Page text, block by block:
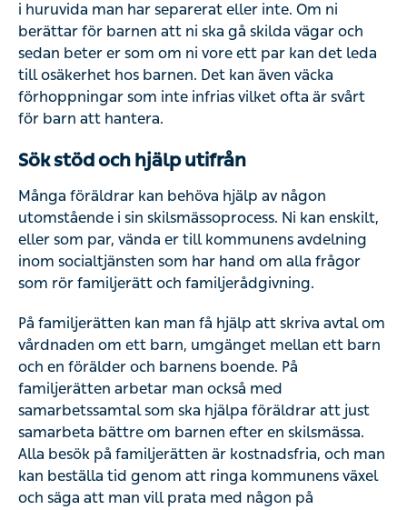
i huruvida man har separerat eller inte. Om ni
berättar för barnen att ni ska gå skilda vägar och
sedan beter er som om ni vore ett par kan det leda
till osäkerhet hos barnen. Det kan även väcka
förhoppningar som inte infrias vilket ofta är svårt
för barn att hantera.
Sök stöd och hjälp utifrån
Många föräldrar kan behöva hjälp av någon
utomstående i sin skilsmässoprocess. Ni kan enskilt,
eller som par, vända er till kommunens avdelning
inom socialtjänsten som har hand om alla frågor
som rör familjerätt och familjerådgivning.
På familjerätten kan man få hjälp att skriva avtal om
vårdnaden om ett barn, umgänget mellan ett barn
och en förälder och barnens boende. På
familjerätten arbetar man också med
samarbetssamtal som ska hjälpa föräldrar att just
samarbeta bättre om barnen efter en skilsmässa.
Alla besök på familjerätten är kostnadsfria, och man
kan beställa tid genom att ringa kommunens växel
och säga att man vill prata med någon på